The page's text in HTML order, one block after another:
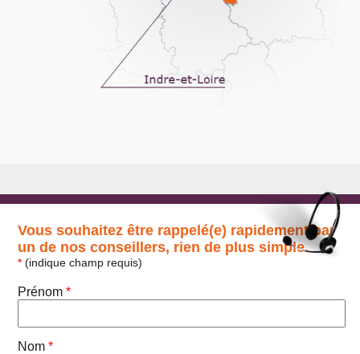
Vous souhaitez être rappelé(e) rapidement par
un de nos conseillers, rien de plus simple.
* (indique champ requis)
Prénom*
Nom*